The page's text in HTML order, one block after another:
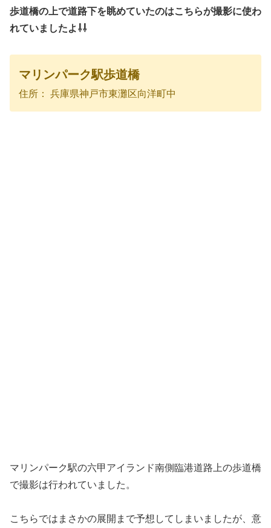
歩道橋の上で道路下を眺めていたのはこちらが撮影に使わ
れていましたよ⇩⇩
マリンパーク駅歩道橋
住所： 兵庫県神戸市東灘区向洋町中
マリンパーク駅の六甲アイランド南側臨港道路上の歩道橋
で撮影は行われていました。
こちらではまさかの展開まで予想してしまいましたが、意